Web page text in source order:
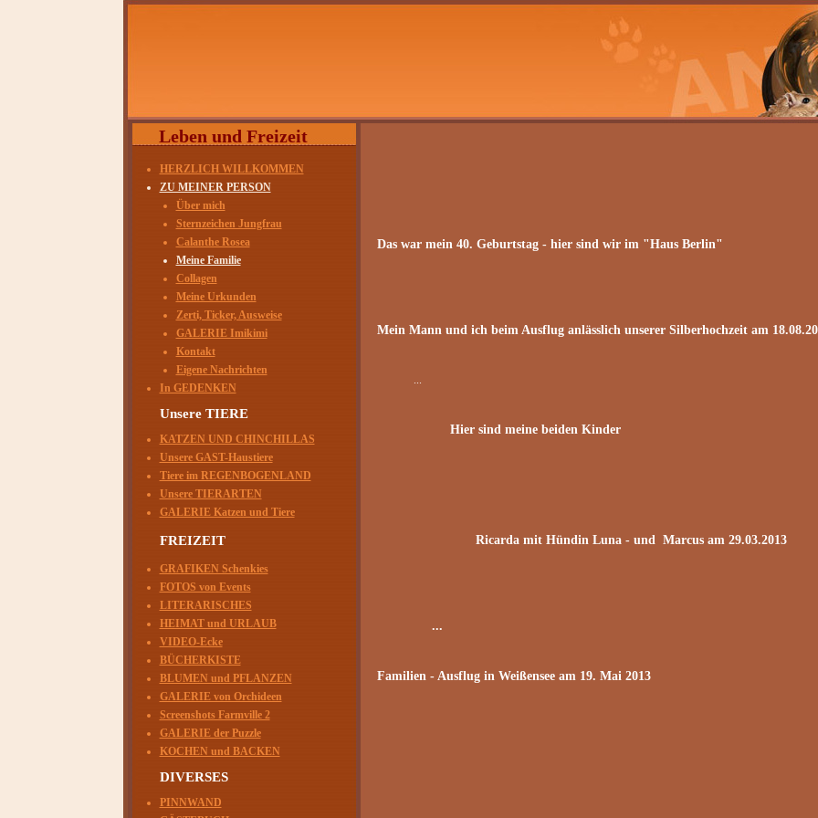
Leben und Freizeit
HERZLICH WILLKOMMEN
ZU MEINER PERSON
Über mich
Sternzeichen Jungfrau
Calanthe Rosea
Meine Familie
Collagen
Meine Urkunden
Zerti, Ticker, Ausweise
GALERIE Imikimi
Kontakt
Eigene Nachrichten
In GEDENKEN
Unsere TIERE
KATZEN UND CHINCHILLAS
Unsere GAST-Haustiere
Tiere im REGENBOGENLAND
Unsere TIERARTEN
GALERIE Katzen und Tiere
FREIZEIT
GRAFIKEN Schenkies
FOTOS von Events
LITERARISCHES
HEIMAT und URLAUB
VIDEO-Ecke
BÜCHERKISTE
BLUMEN und PFLANZEN
GALERIE von Orchideen
Screenshots Farmville 2
GALERIE der Puzzle
KOCHEN und BACKEN
DIVERSES
PINNWAND
Das war mein 40. Geburtstag - hier sind wir im "Haus Berlin"
Mein Mann und ich beim Ausflug anlässlich unserer Silberhochzeit am
...
Hier sind meine beiden Kinder
Ricarda mit Hündin Luna - und Marcus am 29.03.2013
...
Familien - Ausflug in Weißensee am 19. Mai 2013